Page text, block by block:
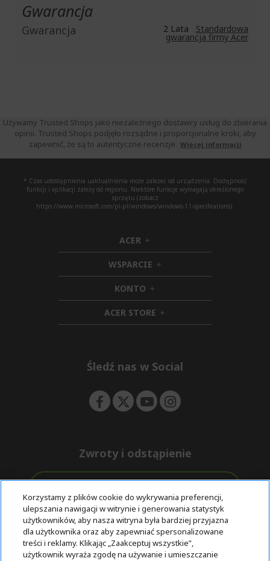
Gwarancja
Gwarancja 2 Lata Standardowa
gwarancja firmy Acer
Używamy Trusted Shops jako niezależnego dostawcy usług do zbierania
opinii. Trusted Shops podjęło rozsądne i proporcjonalne kroki, aby
zapewnić, że są to autentyczne recenzje. Więcej informacji
* Czas udostępnienia uaktualnienia może zależeć od urządzenia. Dostępność
funkcji i aplikacji zależy od regionu. Niektóre funkcje wymagają określonego
sprzętu (zobacz
https://www.microsoft.com/pl-pl/windows/windows-11-specifications).
ACER h
i
d
d
e
n
WSPARCIE h
i
d
e
n
KONTO h
i
d
d
ACER STORE h
i
e
Śledź nas w Social
Zwroty i odstąpienie
Darmowa
ekspresowa
dostawa
Wsparcie
przed i po
zakupie
Bezpieczne
płatności
Korzystamy z plików cookie do wykrywania preferencji,
ulepszania nawigacji w witrynie i generowania statystyk
użytkowników, aby nasza witryna była bardziej przyjazna
dla użytkownika oraz aby zapewniać spersonalizowane
treści i reklamy. Klikając „Zaakceptuj wszystkie”,
użytkownik wyraża zgodę na używanie i umieszczanie